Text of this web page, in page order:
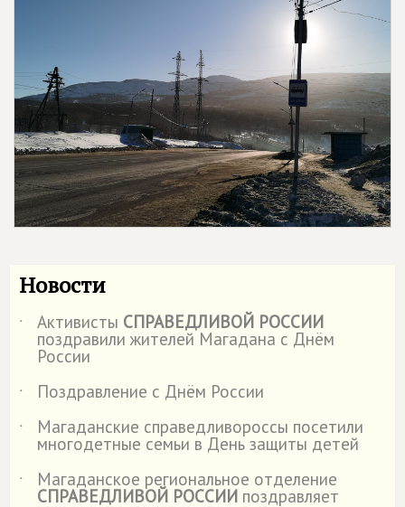
Новости
˙ Активисты СПРАВЕДЛИВОЙ РОССИИ
поздравили жителей Магадана с Днём
России
˙
Поздравление с Днём России
˙
Магаданские справедливороссы посетили
многодетные семьи в День защиты детей
˙
Магаданское региональное отделение
СПРАВЕДЛИВОЙ РОССИИ поздравляет